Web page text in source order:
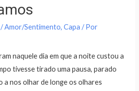
/Amor/Sentimento,Capa / Por
naquele dia em que a noite custou a
tivesse tirado uma pausa, parado
a nos olhar de longe os olhares